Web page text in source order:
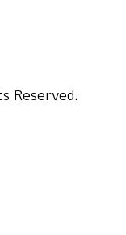
Reserved.